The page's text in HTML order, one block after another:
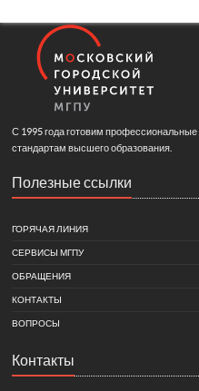
С 1995 года готовим
стандартам высшего образования.
Полезные ссылки
ГОРЯЧАЯ ЛИНИЯ
СЕРВИСЫ МГПУ
ОБРАЩЕНИЯ
КОНТАКТЫ
ВОПРОСЫ
Контакты